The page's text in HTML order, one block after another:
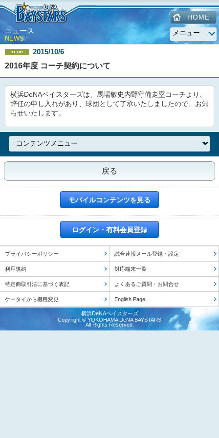
HOME
ニュース
NEWS
2015/10/6
2016年度 コーチ契約について
横浜DeNAベイスターズは、馬場敏史内野守備走塁コーチより、
辞任の申し入れがあり、球団として了承いたしましたので、お知
らせいたします。
戻る
モバイルコンテンツを見る
ログイン・有料会員登録
プライバシーポリシー 試合速報メール登録・設定
利用規約 対応端末一覧
特定商取引法に基づく表記 よくあるご質問・お問合せ
ケータイから機種変更 English Page
横浜DeNAベイスターズ
Copyright © YOKOHAMA DeNA BAYSTARS
All Rights Reserved.